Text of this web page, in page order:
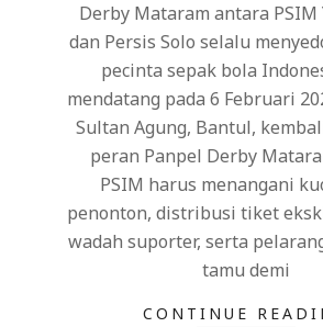
Derby Mataram antara PSIM
dan Persis Solo selalu
pecinta sepak bola
mendatang pada 6 Februari
Sultan Agung, Bantul,
peran Panpel Derby
PSIM harus menangani
penonton, distribusi tiket
wadah suporter, serta
tamu demi
CONTINUE